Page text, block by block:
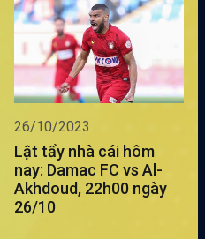
26/10/2023
Lật tẩy nhà cái hôm
nay: Damac FC vs Al-
Akhdoud, 22h00 ngày
26/10